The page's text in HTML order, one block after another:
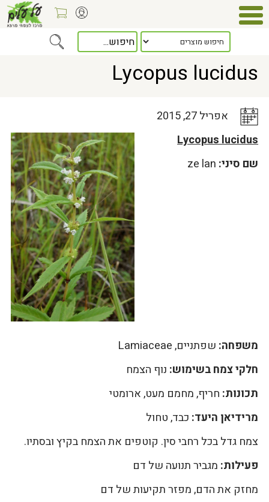
כלל המאמרים> Lycopus lucidus
Lycopus lucidus
אפריל 27, 2015
Lycopus lucidus
שם סיני:
משפחה: שפתניים, Lamiaceae
חלקי צמח בשימוש: נוף הצמח
תכונות: חריף, מחמם מעט, ארומטי
מרידיאן היעד: כבד, טחול
צמח גדל בכל רחבי סין. קוטפים את הצמח בקיץ ובסתיו.
פעילות: מגביר תנועה של דם
מחזק את הדם, מפזר תקיעות של דם